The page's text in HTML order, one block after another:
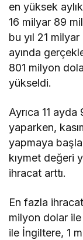
en yüksek
16 milyar 89
bu yıl 21 milyar
ayında
801 milyon
yükseldi.
Ayrıca 11
yaparken,
yapmaya
kıymet değeri
ihracat arttı.
En fazla
milyon dolar
ile İngiltere, 1